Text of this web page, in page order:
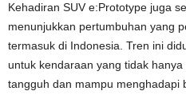
Kehadiran SUV e:Prototype juga
menunjukkan pertumbuhan yang
termasuk di Indonesia. Tren ini
untuk kendaraan yang tidak
tangguh dan mampu menghadapi